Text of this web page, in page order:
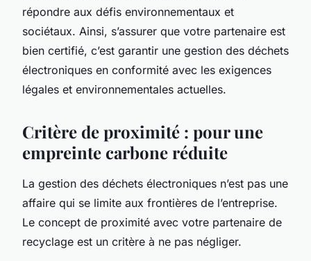
répondre aux défis environnementaux et
sociétaux. Ainsi, s’assurer que votre partenaire est
bien certifié, c’est garantir une gestion des déchets
électroniques en conformité avec les exigences
légales et environnementales actuelles.
Critère de proximité : pour une
empreinte carbone réduite
La gestion des déchets électroniques n’est pas une
affaire qui se limite aux frontières de l’entreprise.
Le concept de proximité avec votre partenaire de
recyclage est un critère à ne pas négliger.